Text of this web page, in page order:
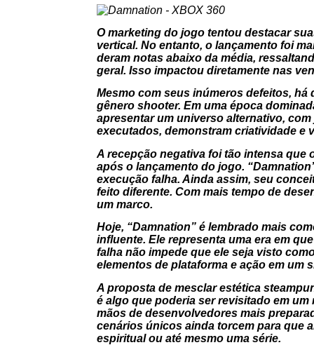
O marketing do jogo tentou destacar
vertical. No entanto, o lançamento foi
deram notas abaixo da média,
geral. Isso impactou diretamente nas
Mesmo com seus inúmeros defeitos, há
gênero shooter. Em uma época
apresentar um universo alternativo,
executados, demonstram criatividade e
A recepção negativa foi tão intensa que
após o lançamento do jogo.
execução falha. Ainda assim, seu
feito diferente. Com mais tempo de
um marco.
Hoje, “Damnation” é lembrado mais
influente. Ele representa uma era em
falha não impede que ele seja visto
elementos de plataforma e ação em um
A proposta de mesclar estética
é algo que poderia ser revisitado em
mãos de desenvolvedores mais
cenários únicos ainda torcem para que
espiritual ou até mesmo uma série.